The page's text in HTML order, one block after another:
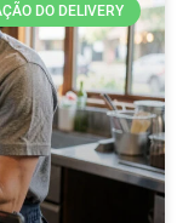
DO DELIVERY